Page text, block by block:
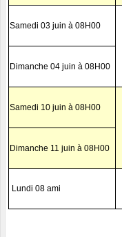
Samedi 03 juin à 08H00
Dimanche 04 juin à 08H00
Samedi 10 juin à 08H00
Dimanche 11 juin à 08H00
Lundi 08 ami